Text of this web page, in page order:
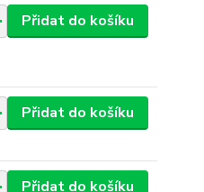
Přidat do košíku
Přidat do košíku
Přidat do košíku